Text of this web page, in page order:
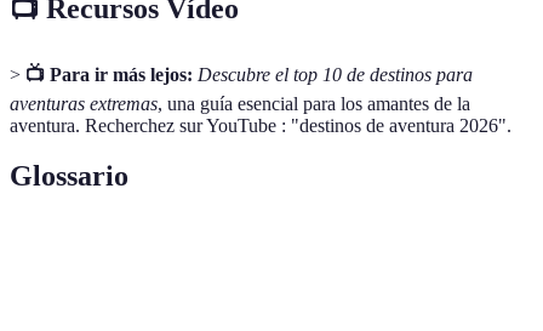
📺 Recursos Vídeo
> 📺 Para ir más lejos: Descubre el top 10 de destinos para
aventuras extremas, una guía esencial para los amantes de la
aventura. Recherchez sur YouTube : "destinos de aventura 2026".
Glossario